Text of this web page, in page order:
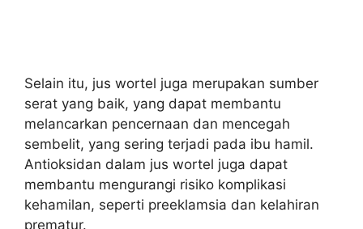
Selain itu, jus wortel juga merupakan sumber
serat yang baik, yang dapat membantu
melancarkan pencernaan dan mencegah
sembelit, yang sering terjadi pada ibu hamil.
Antioksidan dalam jus wortel juga dapat
membantu mengurangi risiko komplikasi
kehamilan, seperti preeklamsia dan kelahiran
prematur.